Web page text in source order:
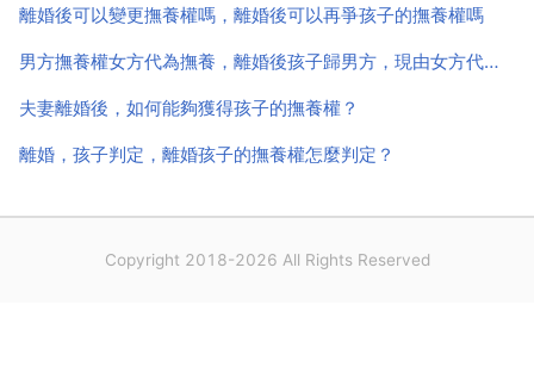
離婚後可以變更撫養權嗎，離婚後可以再爭孩子的撫養權嗎
男方撫養權女方代為撫養，離婚後孩子歸男方，現由女方代為撫養，男方四個月沒有付生活費，能起訴要回撫養權嗎？
夫妻離婚後，如何能夠獲得孩子的撫養權？
離婚，孩子判定，離婚孩子的撫養權怎麼判定？
Copyright 2018-2026 All Rights Reserved